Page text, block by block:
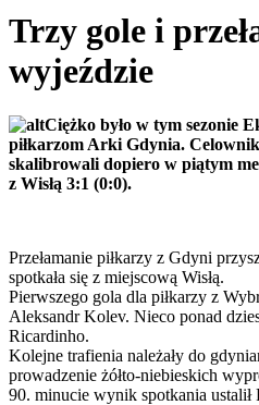
Trzy gole i
wyjeździe
Ciężko było w tym sezonie
piłkarzom Arki Gdynia.
skalibrowali dopiero w piątym
z Wisłą 3:1 (0:0).
Przełamanie piłkarzy z Gdyni
spotkała się z miejscową Wisłą.
Pierwszego gola dla piłkarzy z
Aleksandr Kolev. Nieco ponad
Ricardinho.
Kolejne trafienia należały do
prowadzenie żółto-niebieskich
90. minucie wynik spotkania ustalił